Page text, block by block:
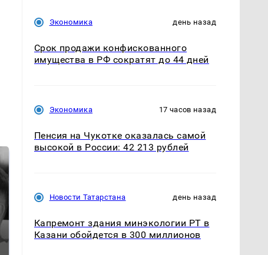
Экономика день назад
Срок продажи конфискованного
имущества в РФ сократят до 44 дней
Экономика 17 часов назад
Пенсия на Чукотке оказалась самой
высокой в России: 42 213 рублей
Новости Татарстана день назад
Капремонт здания минэкологии РТ в
Казани обойдется в 300 миллионов